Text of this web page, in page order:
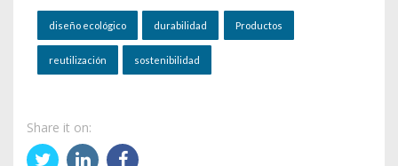
diseño ecológico durabilidad Productos
reutilización sostenibilidad
Share it on: